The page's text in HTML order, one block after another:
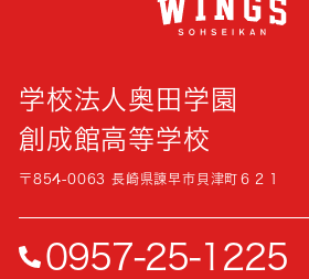
学校法人奥田学園
創成館高等学校
〒854-0063 長崎県諫早市貝津町６２１
0957-25-1225